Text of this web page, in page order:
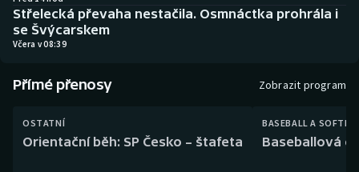
Boby a skeleton
Dostihy
AZ kvíz
Střelecká převaha nestačila. Osmnáctka prohrála i
se Švýcarskem
Včera v 08:39
Přímé přenosy Zobrazit program
OSTATNÍ
Orientační běh: SP Česko – štafeta
BASEBALL A
Baseballová